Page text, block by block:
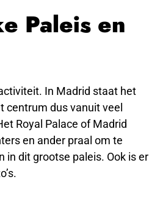
Paleis en
In Madrid staat het
centrum dus vanuit veel
Royal Palace of Madrid
en ander praal om te
in dit grootse paleis. Ook is er